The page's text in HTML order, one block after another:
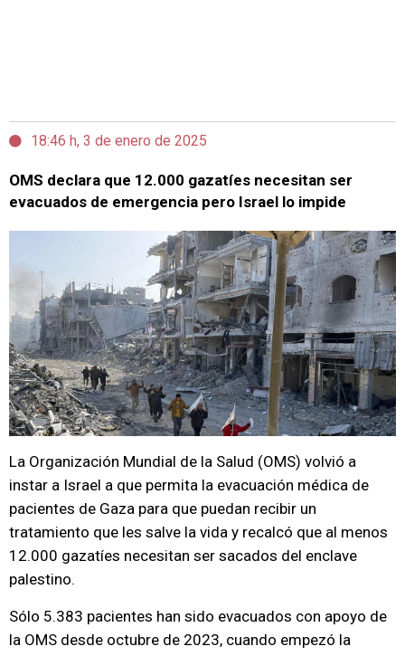
18:46 h, 3 de enero de 2025
OMS declara que 12.000 gazatíes necesitan ser
evacuados de emergencia pero Israel lo impide
La Organización Mundial de la Salud (OMS) volvió a
instar a Israel a que permita la evacuación médica de
pacientes de Gaza para que puedan recibir un
tratamiento que les salve la vida y recalcó que al menos
12.000 gazatíes necesitan ser sacados del enclave
palestino.
Sólo 5.383 pacientes han sido evacuados con apoyo de
la OMS desde octubre de 2023, cuando empezó la